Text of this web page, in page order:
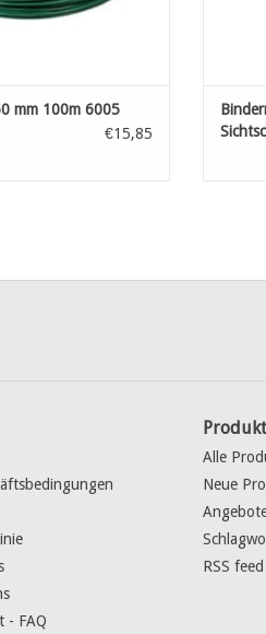
mm 100m 6005
€15,85
- FAQ
Alle
Neue
RSS feed